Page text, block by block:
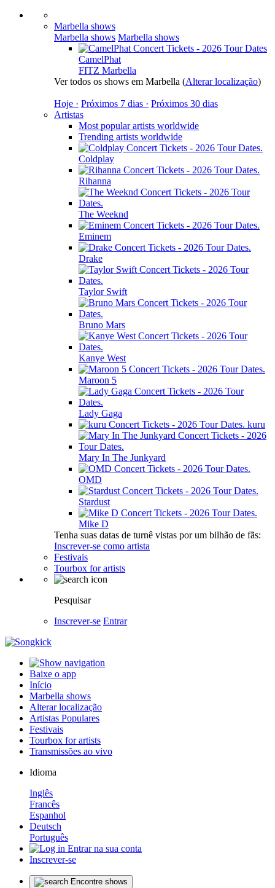
Marbella shows
Marbella shows Marbella shows
CamelPhat
FITZ Marbella
Ver todos os shows em Marbella (Alterar localização)
Hoje · Próximos 7 dias · Próximos 30 dias
Artistas
Most popular artists worldwide
Trending artists worldwide
Coldplay
Rihanna
The Weeknd
Eminem
Drake
Taylor Swift
Bruno Mars
Kanye West
Maroon 5
Lady Gaga
kuru
Mary In The Junkyard
OMD
Stardust
Mike D
Tenha suas datas de turnê vistas por um bilhão de fãs:
Inscrever-se como artista
Festivais
Tourbox for artists
Pesquisar
Inscrever-se Entrar
Baixe o app
Início
Marbella shows
Alterar localização
Artistas Populares
Festivais
Tourbox for artists
Transmissões ao vivo
Idioma
Inglês
Francês
Espanhol
Deutsch
Português
Entrar na sua conta
Inscrever-se
Encontre shows